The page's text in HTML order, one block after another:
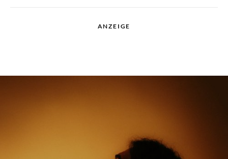
ANZEIGE